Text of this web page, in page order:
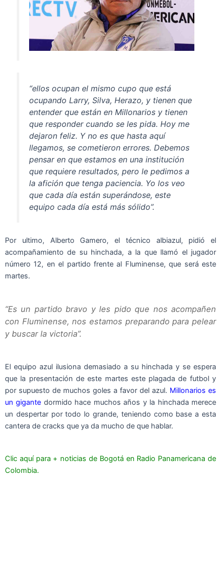
“ellos ocupan el mismo cupo que está
ocupando Larry, Silva, Herazo, y tienen que
entender que están en Millonarios y tienen
que responder cuando se les pida. Hoy me
dejaron feliz. Y no es que hasta aquí
llegamos, se cometieron errores. Debemos
pensar en que estamos en una institución
que requiere resultados, pero le pedimos a
la afición que tenga paciencia. Yo los veo
que cada día están superándose, este
equipo cada día está más sólido”.
Por ultimo, Alberto Gamero, el técnico albiazul, pidió el
acompañamiento de su hinchada, a la que llamó el jugador
número 12, en el partido frente al Fluminense, que será este
martes.
“Es un partido bravo y les pido que nos acompañen
con Fluminense, nos estamos preparando para pelear
y buscar la victoria”.
El equipo azul ilusiona demasiado a su hinchada y se espera
que la presentación de este martes este plagada de futbol y
por supuesto de muchos goles a favor del azul. Millonarios es
un gigante dormido hace muchos años y la hinchada merece
un despertar por todo lo grande, teniendo como base a esta
cantera de cracks que ya da mucho de que hablar.
Clic aquí para + noticias de Bogotá en Radio Panamericana de
Colombia.